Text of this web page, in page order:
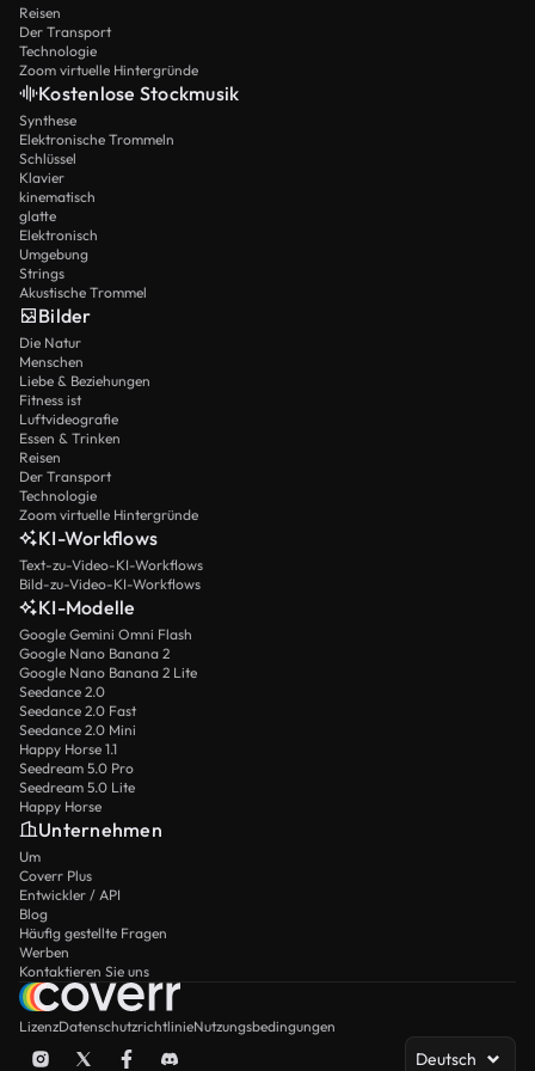
Reisen
Der Transport
Technologie
Zoom virtuelle Hintergründe
Kostenlose Stockmusik
Synthese
Elektronische Trommeln
Schlüssel
Klavier
kinematisch
glatte
Elektronisch
Umgebung
Strings
Akustische Trommel
Bilder
Die Natur
Menschen
Liebe & Beziehungen
Fitness ist
Luftvideografie
Essen & Trinken
Reisen
Der Transport
Technologie
Zoom virtuelle Hintergründe
KI-Workflows
Text-zu-Video-KI-Workflows
Bild-zu-Video-KI-Workflows
KI-Modelle
Google Gemini Omni Flash
Google Nano Banana 2
Google Nano Banana 2 Lite
Seedance 2.0
Seedance 2.0 Fast
Seedance 2.0 Mini
Happy Horse 1.1
Seedream 5.0 Pro
Seedream 5.0 Lite
Happy Horse
Unternehmen
Um
Coverr Plus
Entwickler / API
Blog
Häufig gestellte Fragen
Werben
Kontaktieren Sie uns
LizenzDatenschutzrichtlinieNutzungsbedingungen
Deutsch